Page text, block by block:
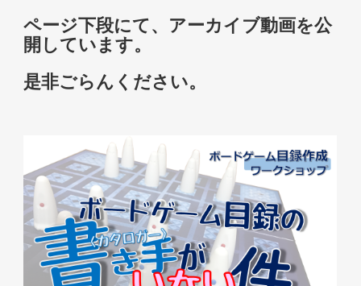
ページ下段にて、アーカイブ動画を公
開しています。
是非ごらんください。